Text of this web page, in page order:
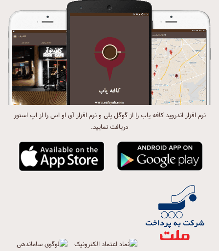
نرم افزار اندروید کافه یاب را از گوگل پلی و نرم افزار آی او اس را از اپ استور
دریافت نمایید.